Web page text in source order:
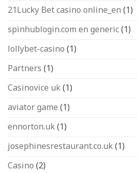
21Lucky Bet casino online_en (1)
spinhublogin.com en generic(1)
lollybet-casino (1)
Partners (1)
Casinovice uk(1)
aviator game (1)
ennorton.uk(1)
josephinesrestaurant.co.uk(1)
Casino (2)